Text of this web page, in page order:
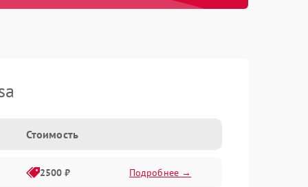
Стоимость
2500 ₽ Подробнее →